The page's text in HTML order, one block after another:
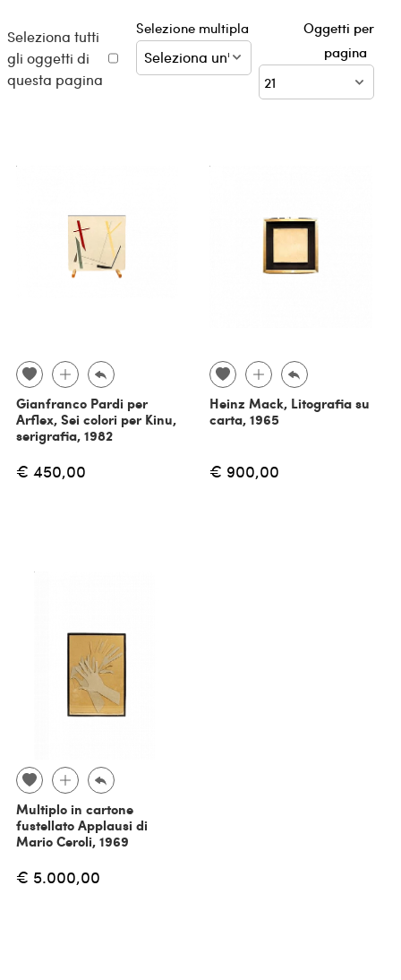
Seleziona tutti
gli oggetti di
questa pagina
Selezione multipla
Oggetti per
pagina
Gianfranco Pardi per
Arflex, Sei colori per Kinu,
serigrafia, 1982
€ 450,00
Heinz Mack, Litografia su
carta, 1965
€ 900,00
Multiplo in cartone
fustellato Applausi di
Mario Ceroli, 1969
€ 5.000,00